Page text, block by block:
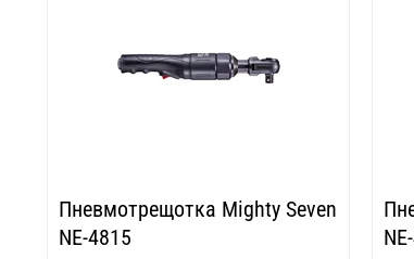
Пневмотрещотка Mighty Seven
NE-4815